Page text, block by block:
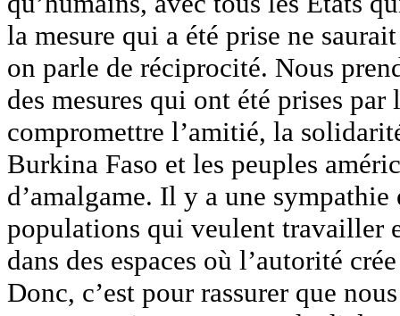
la mesure qui a été prise ne
on parle de réciprocité. Nous
des mesures qui ont été prises
compromettre l’amitié, la
Burkina Faso et les peuples
d’amalgame. Il y a une
populations qui veulent travailler
dans des espaces où l’autorité
Donc, c’est pour rassurer que